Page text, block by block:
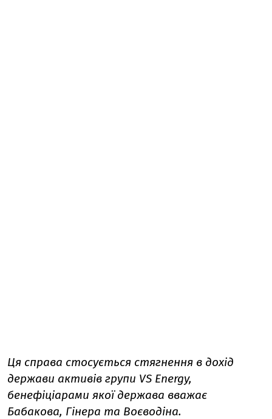
Ця справа стосується стягнення в дохід
держави активів групи VS Energy,
бенефіціарами якої держава вважає
Бабакова, Гінера та Воєводіна.